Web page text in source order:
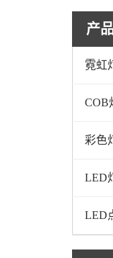
产
霓虹
COB
彩色
LED
LED